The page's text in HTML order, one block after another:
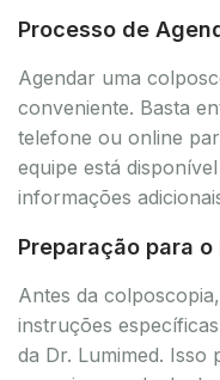
Processo de
Agendar uma
conveniente. Basta
telefone ou online
equipe está
informações
Preparação para o
Antes da
instruções
da Dr. Lumimed. Isso